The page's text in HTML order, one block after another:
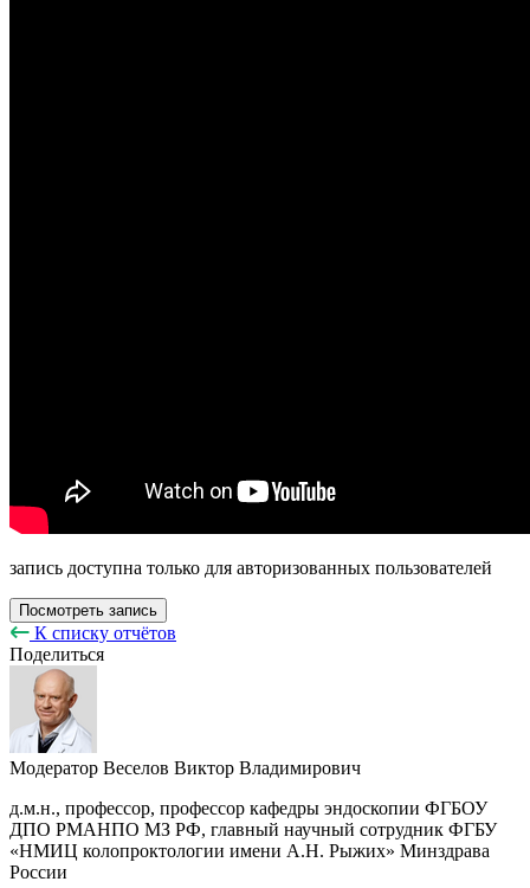
запись доступна только для авторизованных пользователей
Посмотреть запись
К списку отчётов
Поделиться
Модератор Веселов Виктор Владимирович
д.м.н., профессор, профессор кафедры эндоскопии ФГБОУ
ДПО РМАНПО МЗ РФ, главный научный сотрудник ФГБУ
«НМИЦ колопроктологии имени А.Н. Рыжих» Минздрава
России